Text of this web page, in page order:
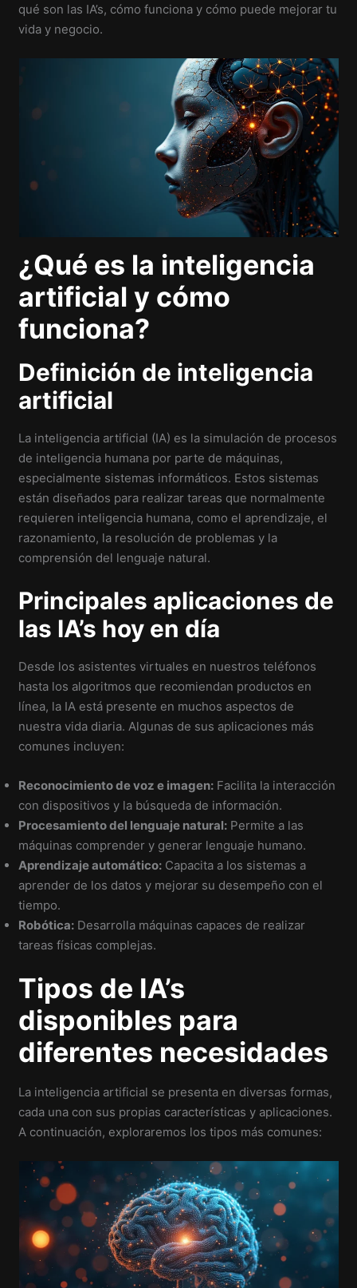
qué son las IA’s, cómo funciona y cómo puede mejorar tu
vida y negocio.
¿Qué es la inteligencia
artificial y cómo
funciona?
Definición de inteligencia
artificial
La inteligencia artificial (IA) es la simulación de procesos
de inteligencia humana por parte de máquinas,
especialmente sistemas informáticos. Estos sistemas
están diseñados para realizar tareas que normalmente
requieren inteligencia humana, como el aprendizaje, el
razonamiento, la resolución de problemas y la
comprensión del lenguaje natural.
Principales aplicaciones de
las IA’s hoy en día
Desde los asistentes virtuales en nuestros teléfonos
hasta los algoritmos que recomiendan productos en
línea, la IA está presente en muchos aspectos de
nuestra vida diaria. Algunas de sus aplicaciones más
comunes incluyen:
Reconocimiento de voz e imagen: Facilita la interacción
con dispositivos y la búsqueda de información.
Procesamiento del lenguaje natural: Permite a las
máquinas comprender y generar lenguaje humano.
Aprendizaje automático: Capacita a los sistemas a
aprender de los datos y mejorar su desempeño con el
tiempo.
Robótica: Desarrolla máquinas capaces de realizar
tareas físicas complejas.
Tipos de IA’s
disponibles para
diferentes necesidades
La inteligencia artificial se presenta en diversas formas,
cada una con sus propias características y aplicaciones.
A continuación, exploraremos los tipos más comunes: